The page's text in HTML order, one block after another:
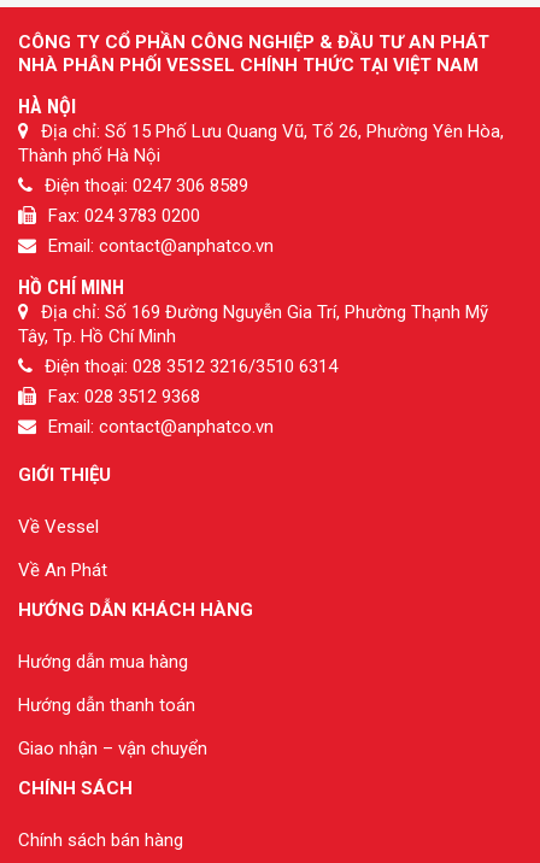
CÔNG TY CỔ PHẦN CÔNG NGHIỆP & ĐẦU TƯ AN PHÁT
NHÀ PHÂN PHỐI VESSEL CHÍNH THỨC TẠI VIỆT NAM
HÀ NỘI
Địa chỉ: Số 15 Phố Lưu Quang Vũ, Tổ 26, Phường Yên Hòa,
Thành phố Hà Nội
Điện thoại: 0247 306 8589
Fax: 024 3783 0200
Email: contact@anphatco.vn
HỒ CHÍ MINH
Địa chỉ: Số 169 Đường Nguyễn Gia Trí, Phường Thạnh Mỹ
Tây, Tp. Hồ Chí Minh
Điện thoại: 028 3512 3216/3510 6314
Fax: 028 3512 9368
Email: contact@anphatco.vn
GIỚI THIỆU
Về Vessel
Về An Phát
HƯỚNG DẪN KHÁCH HÀNG
Hướng dẫn mua hàng
Hướng dẫn thanh toán
Giao nhận – vận chuyển
CHÍNH SÁCH
Chính sách bán hàng